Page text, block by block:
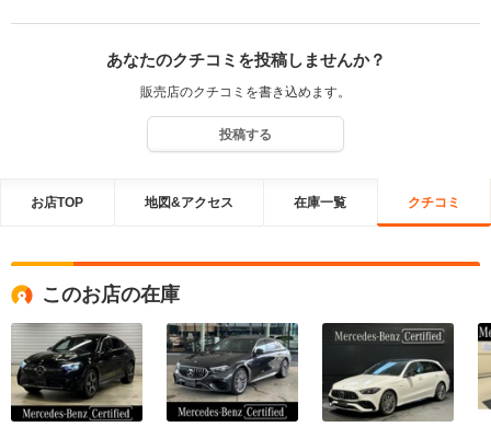
あなたのクチコミを投稿しませんか？
販売店のクチコミを書き込めます。
投稿する
お店TOP 地図&アクセス 在庫一覧 クチコミ
このお店の在庫